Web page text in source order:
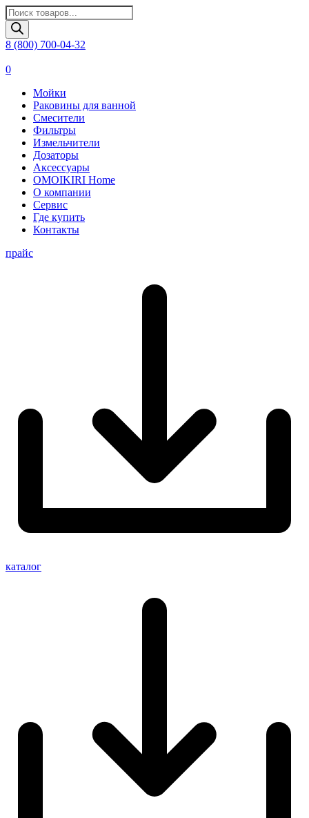
Поиск
товаров
8 (800) 700-04-32
0
Мойки
Раковины для ванной
Смесители
Фильтры
Измельчители
Дозаторы
Аксессуары
OMOIKIRI Home
О компании
Сервис
Где купить
Контакты
прайс
каталог